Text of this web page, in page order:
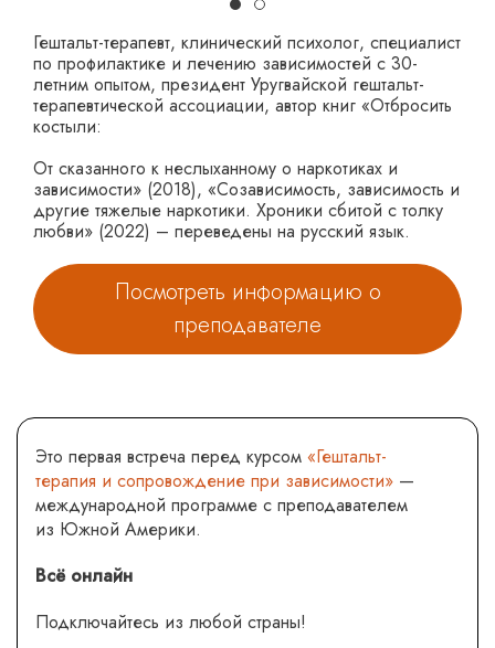
Гештальт-терапевт, клинический психолог, специалист
по профилактике и лечению зависимостей с 30-
летним опытом, президент Уругвайской гештальт-
терапевтической ассоциации, автор книг «Отбросить
костыли:
От сказанного к неслыханному о наркотиках и
зависимости» (2018), «Созависимость, зависимость и
другие тяжелые наркотики. Хроники сбитой с толку
любви» (2022) – переведены на русский язык.
Посмотреть информацию о
преподавателе
Это первая встреча перед курсом «Гештальт-
терапия и сопровождение при зависимости» —
международной программе с преподавателем
из Южной Америки.
Всё онлайн
Подключайтесь из любой страны!